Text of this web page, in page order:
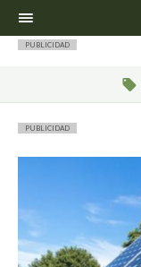
PUBLICIDAD
PUBLICIDAD